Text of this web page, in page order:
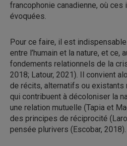
francophonie canadienne, où
évoquées.
Pour ce faire, il est
entre l’humain et la nature, et ce,
fondements relationnels de la
2018; Latour, 2021). Il convient
de récits, alternatifs ou
qui contribuent à décoloniser la
une relation mutuelle (Tapia et
des principes de réciprocité
pensée plurivers (Escobar, 2018).